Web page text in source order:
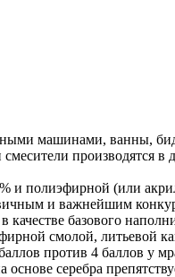
машинами, ванны,
производятся в
и полиэфирной (или
и важнейшим
базового
смолой,
против 4 баллов у
серебра